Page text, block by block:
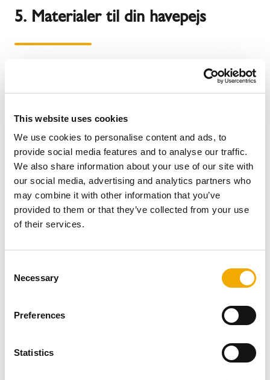
This website uses cookies
We use cookies to personalise content and ads, to
provide social media features and to analyse our traffic.
We also share information about your use of our site with
our social media, advertising and analytics partners who
may combine it with other information that you’ve
provided to them or that they’ve collected from your use
of their services.
Necessary
Preferences
Statistics
5. Materialer til din havepejs
Når du vælger en havepejs, er materialet vigtigt for både
holdbarhed og design. Her er nogle af de mest anvendte
materialer:
opmurede pejse.
Stål: Bruges ofte til moderne bålfade.
Mursten : Giver et klassisk look og god
varmeisolering.
For at få den fulde oplevelse kan du style din havepejs
Bløde siddepladser
Lanterner og LED-lys
for at skabe en hyggelig